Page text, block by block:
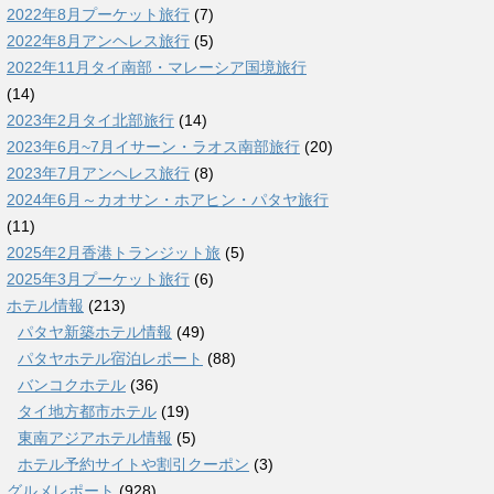
2022年8月プーケット旅行 (7)
2022年8月アンヘレス旅行 (5)
2022年11月タイ南部・マレーシア国境旅行
(14)
2023年2月タイ北部旅行 (14)
2023年6月~7月イサーン・ラオス南部旅行 (20)
2023年7月アンヘレス旅行 (8)
2024年6月～カオサン・ホアヒン・パタヤ旅行
(11)
2025年2月香港トランジット旅 (5)
2025年3月プーケット旅行 (6)
ホテル情報 (213)
パタヤ新築ホテル情報 (49)
パタヤホテル宿泊レポート (88)
バンコクホテル (36)
タイ地方都市ホテル (19)
東南アジアホテル情報 (5)
ホテル予約サイトや割引クーポン (3)